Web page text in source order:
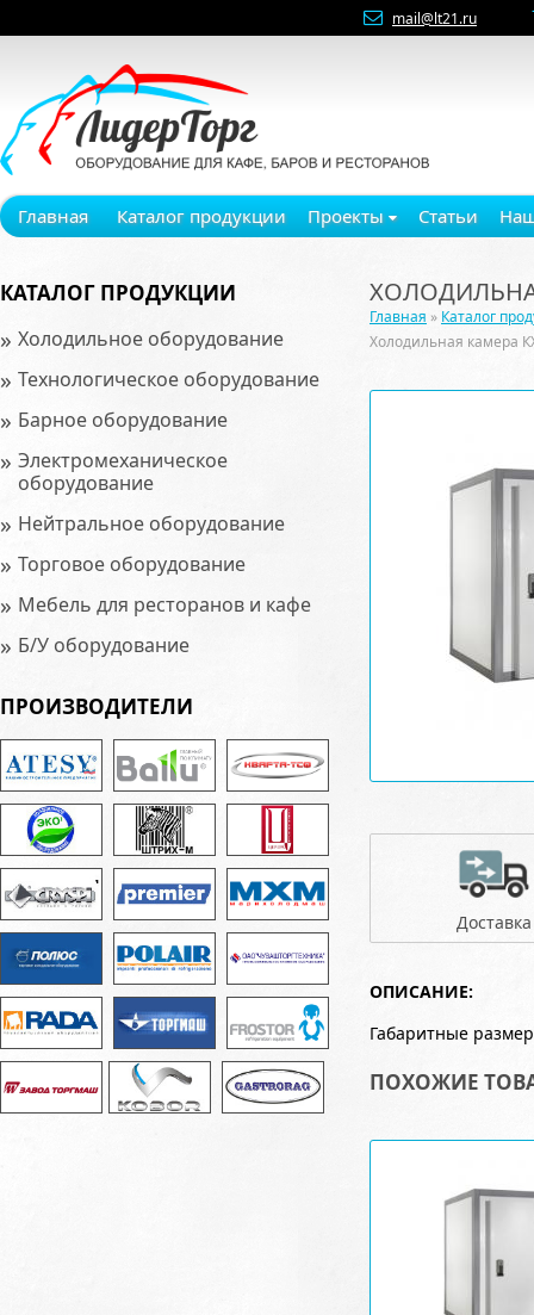
mail@lt21.ru
Главная Каталог продукции Проекты Статьи
КАТАЛОГ ПРОДУКЦИИ
» Холодильное оборудование
» Технологическое оборудование
» Барное оборудование
» Электромеханическое
оборудование
» Нейтральное оборудование
» Торговое оборудование
» Мебель для ресторанов и кафе
» Б/У оборудование
ПРОИЗВОДИТЕЛИ
Главная » Каталог
Холодильная камера
Доставка
ОПИСАНИЕ:
Габаритные
ПОХОЖИЕ